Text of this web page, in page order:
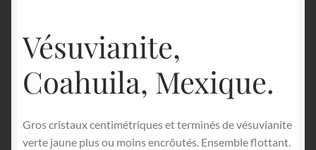
Vésuvianite,
Coahuila, Mexique.
Gros cristaux centimétriques et terminés de vésuvianite
verte jaune plus ou moins encrôutés. Ensemble flottant.